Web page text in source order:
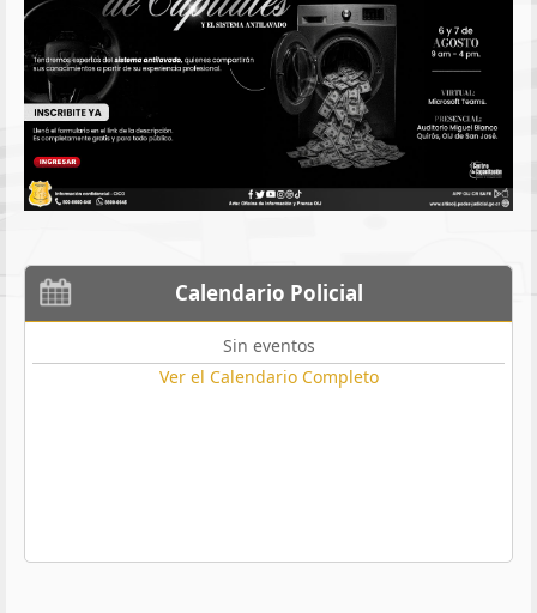
Calendario Policial
Sin eventos
Ver el Calendario Completo